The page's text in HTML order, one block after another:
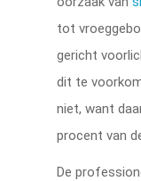
tot
gericht
dit te
niet, want
procent van
De